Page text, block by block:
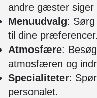
andre gæster siger
Menuudvalg:
til dine præferencer.
Atmosfære:
atmosfæren og
Specialiteter:
personalet.